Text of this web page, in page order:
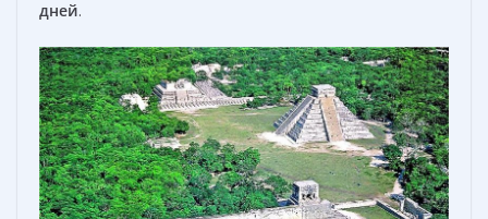
дней.